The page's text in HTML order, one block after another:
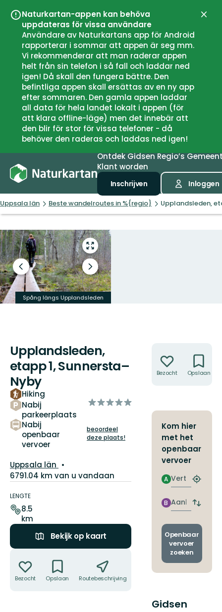
Naturkartan-appen kan behöva
uppdateras för vissa användare
Användare av Naturkartans app för Android
rapporterar i sommar att appen är seg mm.
Vi rekommenderar att man raderar appen
helt från sin telefon i så fall och laddar ned
igen! Då skall den fungera bättre. Den
befintliga appen skall ersättas av en ny app
efter sommaren. Den gamla appen laddar
all data för hela landet lokalt i appen (för
att klara offline-läge) men det innebär att
den blir för stor för vissa telefoner - då
behöver den raderas och laddas ned igen!
OntdekGidsenRegio’s
Klant worden
Inschrijven Inloggen
Uppsala län Beste wandelroutes in %{regio} Upplandsleden,
Open
volledig
scherm
Vorige
slide
Volgende
slide
Spång längs Upplandsleden
Upplandsleden,
etapp 1, Sunnersta–
Nyby
Hiking
Nabij
parkeerplaats
Nabij
openbaar
vervoer
van
beoordeel
deze plaats!
Regio:
Uppsala län
6791.04 km van u vandaan
details
LENGTE
8.5
km
Bekijk op kaart
Bezocht Opslaan Routebeschrijving
Bezocht Opslaan
Kom hier
met het
openbaar
vervoer
Vertrek
A
Zoek
halte
Aankomst
B
Wissel
en
Openbaar
vervoer
zoeken
Gidsen